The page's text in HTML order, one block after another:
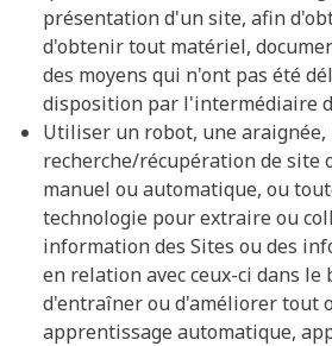
présentation d'un site, afin
d'obtenir tout matériel,
des moyens qui n'ont pas été
disposition par l'intermédiaire
Utiliser un robot, une
recherche/récupération de
manuel ou automatique, ou
technologie pour extraire ou
information des Sites ou des
en relation avec ceux-ci dans le
d'entraîner ou d'améliorer tout
apprentissage automatique,